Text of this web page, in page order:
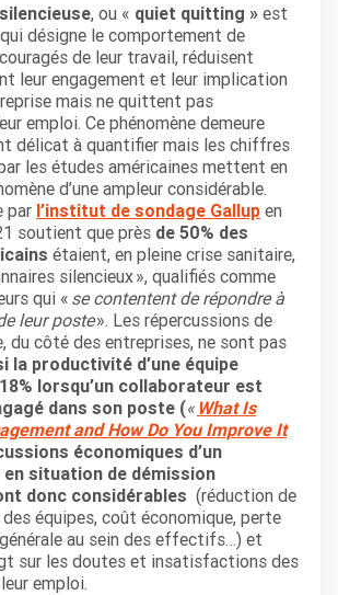
, ou « quiet quitting » est
désigne le comportement de
de leur travail, réduisent
leur engagement et leur implication
mais ne quittent pas
emploi. Ce phénomène demeure
délicat à quantifier mais les chiffres
les études américaines mettent en
d’une ampleur considérable.
par l’institut de sondage Gallup en
soutient que près de 50% des
étaient, en pleine crise sanitaire,
silencieux », qualifiés comme
qui « se contentent de répondre à
leur poste». Les répercussions de
du côté des entreprises, ne sont pas
la productivité d’une équipe
lorsqu’un collaborateur est
dans son poste («What Is
and How Do You Improve It
économiques d’un
situation de démission
donc considérables (réduction de
équipes, coût économique, perte
au sein des effectifs…) et
sur les doutes et insatisfactions des
emploi.